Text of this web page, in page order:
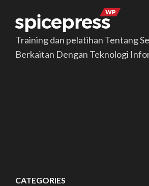
Training dan pelatihan Tentang
Berkaitan Dengan Teknologi
CATEGORIES